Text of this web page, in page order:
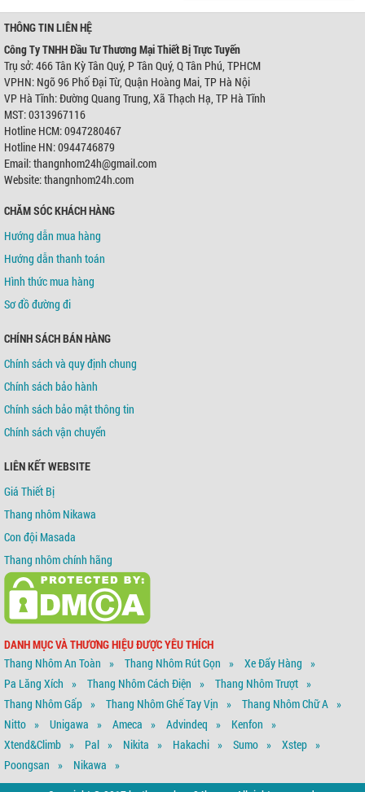
THÔNG TIN LIÊN HỆ
Công Ty TNHH Đầu Tư Thương Mại Thiết Bị Trực Tuyến
Trụ sở: 466 Tân Kỳ Tân Quý, P Tân Quý, Q Tân Phú, TPHCM
VPHN: Ngõ 96 Phố Đại Từ, Quận Hoàng Mai, TP Hà Nội
VP Hà Tĩnh: Đường Quang Trung, Xã Thạch Hạ, TP Hà Tĩnh
MST: 0313967116
Hotline HCM: 0947280467
Hotline HN: 0944746879
Email: thangnhom24h@gmail.com
Website: thangnhom24h.com
CHĂM SÓC KHÁCH HÀNG
Hướng dẫn mua hàng
Hướng dẫn thanh toán
Hình thức mua hàng
Sơ đồ đường đi
CHÍNH SÁCH BÁN HÀNG
Chính sách và quy định chung
Chính sách bảo hành
Chính sách bảo mật thông tin
Chính sách vận chuyển
LIÊN KẾT WEBSITE
Giá Thiết Bị
Thang nhôm Nikawa
Con đội Masada
Thang nhôm chính hãng
DANH MỤC VÀ THƯƠNG HIỆU ĐƯỢC YÊU THÍCH
Thang Nhôm An Toàn
Thang Nhôm Rút Gọn
Xe Đẩy Hàng
Pa Lăng Xích
Thang Nhôm Cách Điện
Thang Nhôm Trượt
Thang Nhôm Gấp
Thang Nhôm Ghế Tay Vịn
Thang Nhôm Chữ A
Nitto
Unigawa Ameca Advindeq
Kenfon
Xtend&climb
Pal Nikita Hakachi Sumo
Xstep
Poongsan
Nikawa